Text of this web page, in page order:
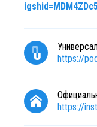
https://
https://